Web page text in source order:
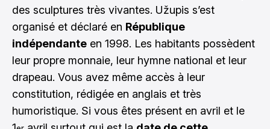
des sculptures très vivantes. Užupis s’est
organisé et déclaré en République
indépendante en 1998. Les habitants possèdent
leur propre monnaie, leur hymne national et leur
drapeau. Vous avez même accès à leur
constitution, rédigée en anglais et très
humoristique. Si vous êtes présent en avril et le